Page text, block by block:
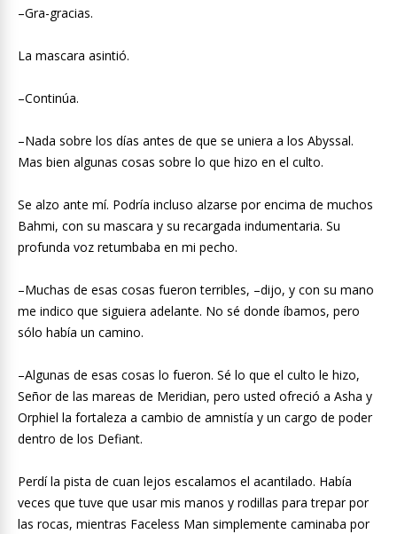
–Gra-gracias.
La mascara asintió.
–Continúa.
–Nada sobre los días antes de que se uniera a los Abyssal.
Mas bien algunas cosas sobre lo que hizo en el culto.
Se alzo ante mí. Podría incluso alzarse por encima de muchos
Bahmi, con su mascara y su recargada indumentaria. Su
profunda voz retumbaba en mi pecho.
–Muchas de esas cosas fueron terribles, –dijo, y con su mano
me indico que siguiera adelante. No sé donde íbamos, pero
sólo había un camino.
–Algunas de esas cosas lo fueron. Sé lo que el culto le hizo,
Señor de las mareas de Meridian, pero usted ofreció a Asha y
Orphiel la fortaleza a cambio de amnistía y un cargo de poder
dentro de los Defiant.
Perdí la pista de cuan lejos escalamos el acantilado. Había
veces que tuve que usar mis manos y rodillas para trepar por
las rocas, mientras Faceless Man simplemente caminaba por